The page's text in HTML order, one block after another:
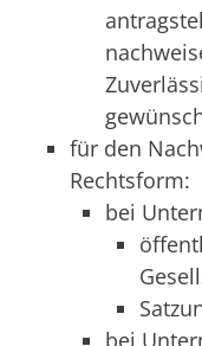
für den
Rechtsform:
bei
bei